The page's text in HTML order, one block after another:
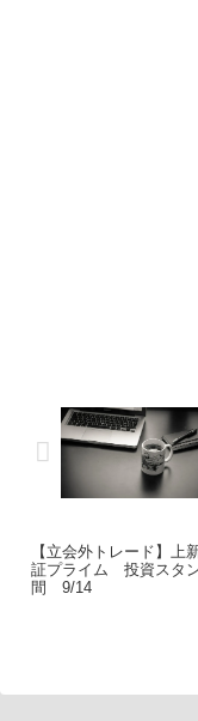
【立会外トレード】上
証プライム 投資スタ
間 9/14